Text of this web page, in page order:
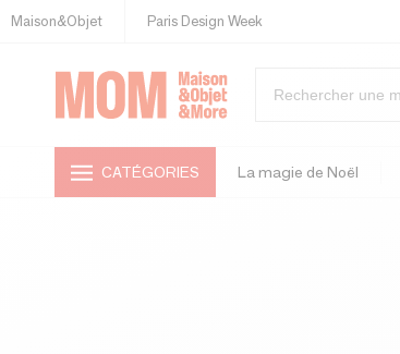
Maison&Objet Paris Design Week
CATÉGORIES La magie de Noël